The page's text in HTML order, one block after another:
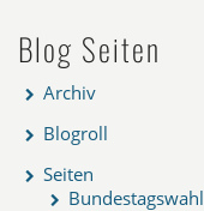
Blog Seiten
Archiv
Blogroll
Seiten
Bundestagswahl